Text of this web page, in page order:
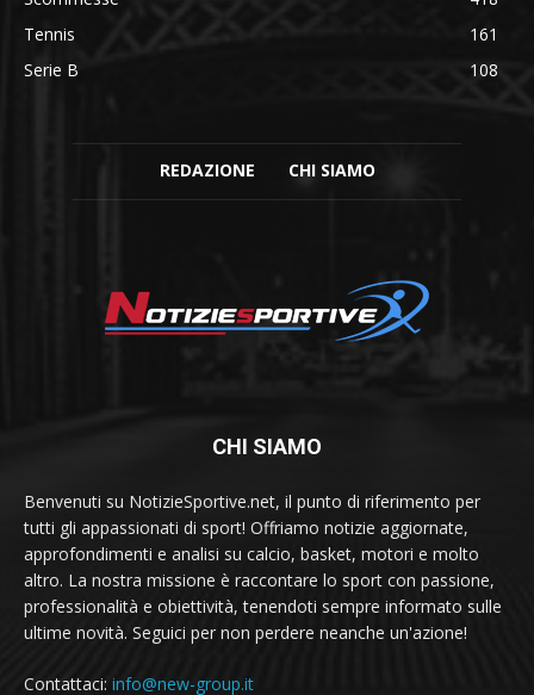
Tennis
161
Serie B
108
REDAZIONE CHI SIAMO
CHI SIAMO
Benvenuti su NotizieSportive.net, il punto di riferimento per
tutti gli appassionati di sport! Offriamo notizie aggiornate,
approfondimenti e analisi su calcio, basket, motori e molto
altro. La nostra missione è raccontare lo sport con passione,
professionalità e obiettività, tenendoti sempre informato sulle
ultime novità. Seguici per non perdere neanche un'azione!
Contattaci: info@new-group.it